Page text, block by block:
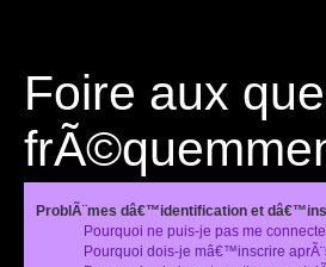
Foire aux
ProblÃ¨mes dâ€™identification et
Pourquoi ne puis-je pas me
Pourquoi dois-je mâ€™inscrire